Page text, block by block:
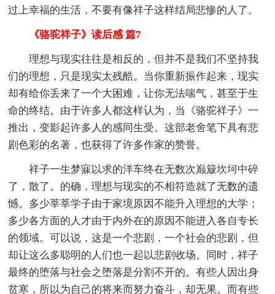
过上幸福的生活，不要有像祥子这样结局悲惨的人了。
《骆驼祥子》读后感 篇7
理想与现实往往是相反的，但并不是我们不坚持我
们的理想，只是现实太残酷。当你重新振作起来，现实
却有给你丢来了一个大困难，让你无法喘气，甚至于生
命的终结。由于许多人都这样认为，当《骆驼祥子》一
推出，变影起许多人的感同生受。这部老舍笔下具有悲
剧色彩的名著，也获得了许多作家的赞誉。
祥子一生梦寐以求的洋车终在无数次巅簸坎坷中碎
了，散了。的确，理想与现实的不相符造就了无数的遗
憾。多少莘莘学子由于家境原因不能升入理想的大学；
多少各方面的人才由于内外在的原因不能进入各自专长
的领域。可以说，这是一个悲剧，一个社会的悲剧，但
却让这么多聪明的人们也一起以悲剧收场。同时，祥子
最终的堕落与社会之堕落是分割不开的。有些人因出身
贫寒，所以为自己的将来而努力奋斗，却无果。而有些